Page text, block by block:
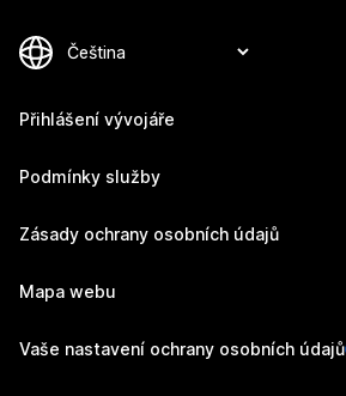
Přihlášení vývojáře
Podmínky služby
Zásady ochrany osobních údajů
Mapa webu
Vaše nastavení ochrany osobních údajů